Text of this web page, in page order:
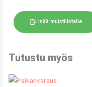
Lisää muistilistalle
Tutustu myös